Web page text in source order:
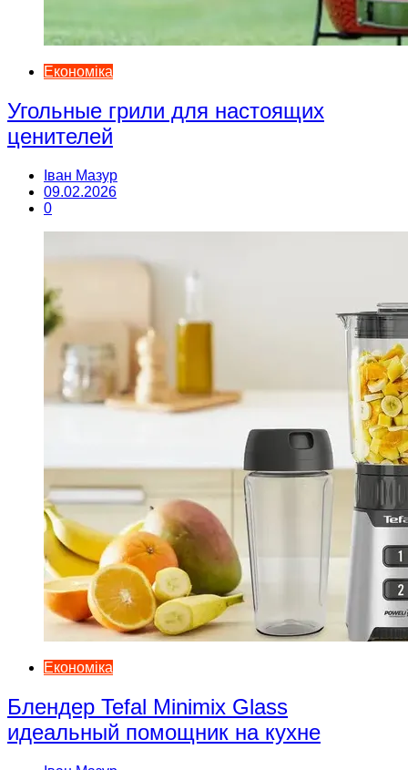
Економіка
Угольные грили для настоящих
ценителей
Іван Мазур
09.02.2026
0
Економіка
Блендер Tefal Minimix Glass
идеальный помощник на кухне